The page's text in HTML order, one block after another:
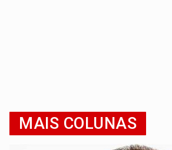
MAIS COLUNAS